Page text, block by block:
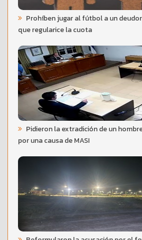
Prohíben jugar al fútbol a un
que regularice la cuota
Pidieron la extradición de un
por una causa de MASI